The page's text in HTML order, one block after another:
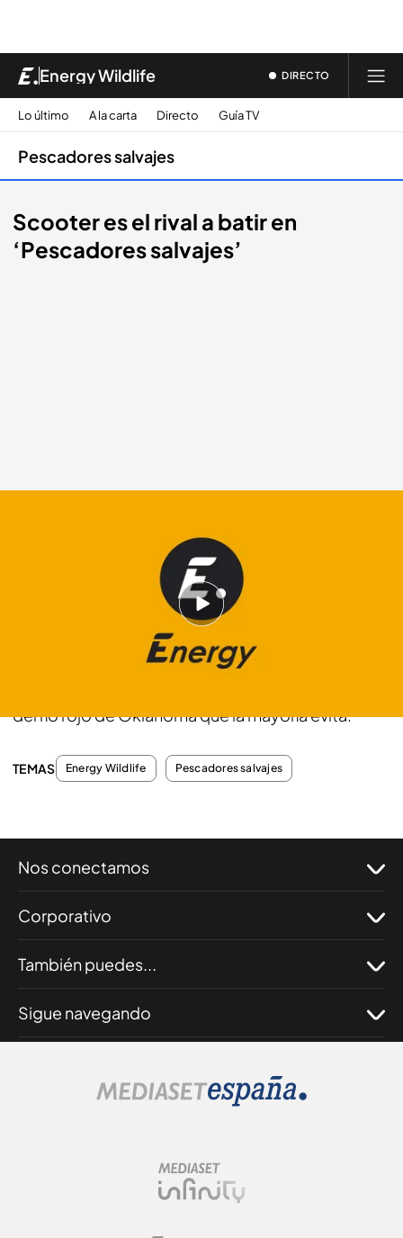
Energy Wildlife DIRECTO
Lo último A la carta Directo Guía TV
Pescadores salvajes
Scooter es el rival a batir en
‘Pescadores salvajes’
Serpientes, tortugas mordedoras y unas
del río rojo de Oklahoma que la mayoría evita.
TEMAS Energy Wildlife Pescadores salvajes
Nos conectamos
Corporativo
También puedes...
Sigue navegando